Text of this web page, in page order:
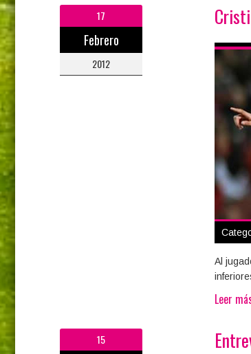
17
Febrero
2012
Al
Leer
15